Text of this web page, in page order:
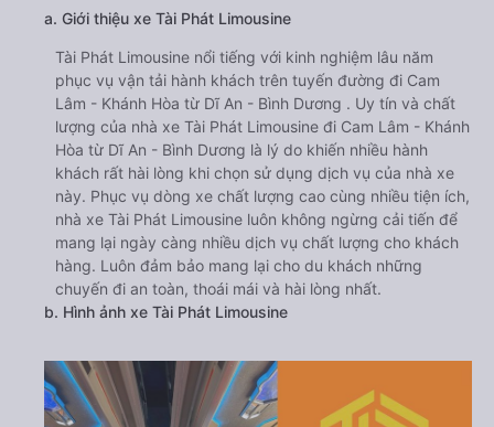
a. Giới thiệu xe Tài Phát Limousine
Tài Phát Limousine nổi tiếng với kinh nghiệm lâu năm
phục vụ vận tải hành khách trên tuyến đường đi Cam
Lâm - Khánh Hòa từ Dĩ An - Bình Dương . Uy tín và chất
lượng của nhà xe Tài Phát Limousine đi Cam Lâm - Khánh
Hòa từ Dĩ An - Bình Dương là lý do khiến nhiều hành
khách rất hài lòng khi chọn sử dụng dịch vụ của nhà xe
này. Phục vụ dòng xe chất lượng cao cùng nhiều tiện ích,
nhà xe Tài Phát Limousine luôn không ngừng cải tiến để
mang lại ngày càng nhiều dịch vụ chất lượng cho khách
hàng. Luôn đảm bảo mang lại cho du khách những
chuyến đi an toàn, thoái mái và hài lòng nhất.
b. Hình ảnh xe Tài Phát Limousine